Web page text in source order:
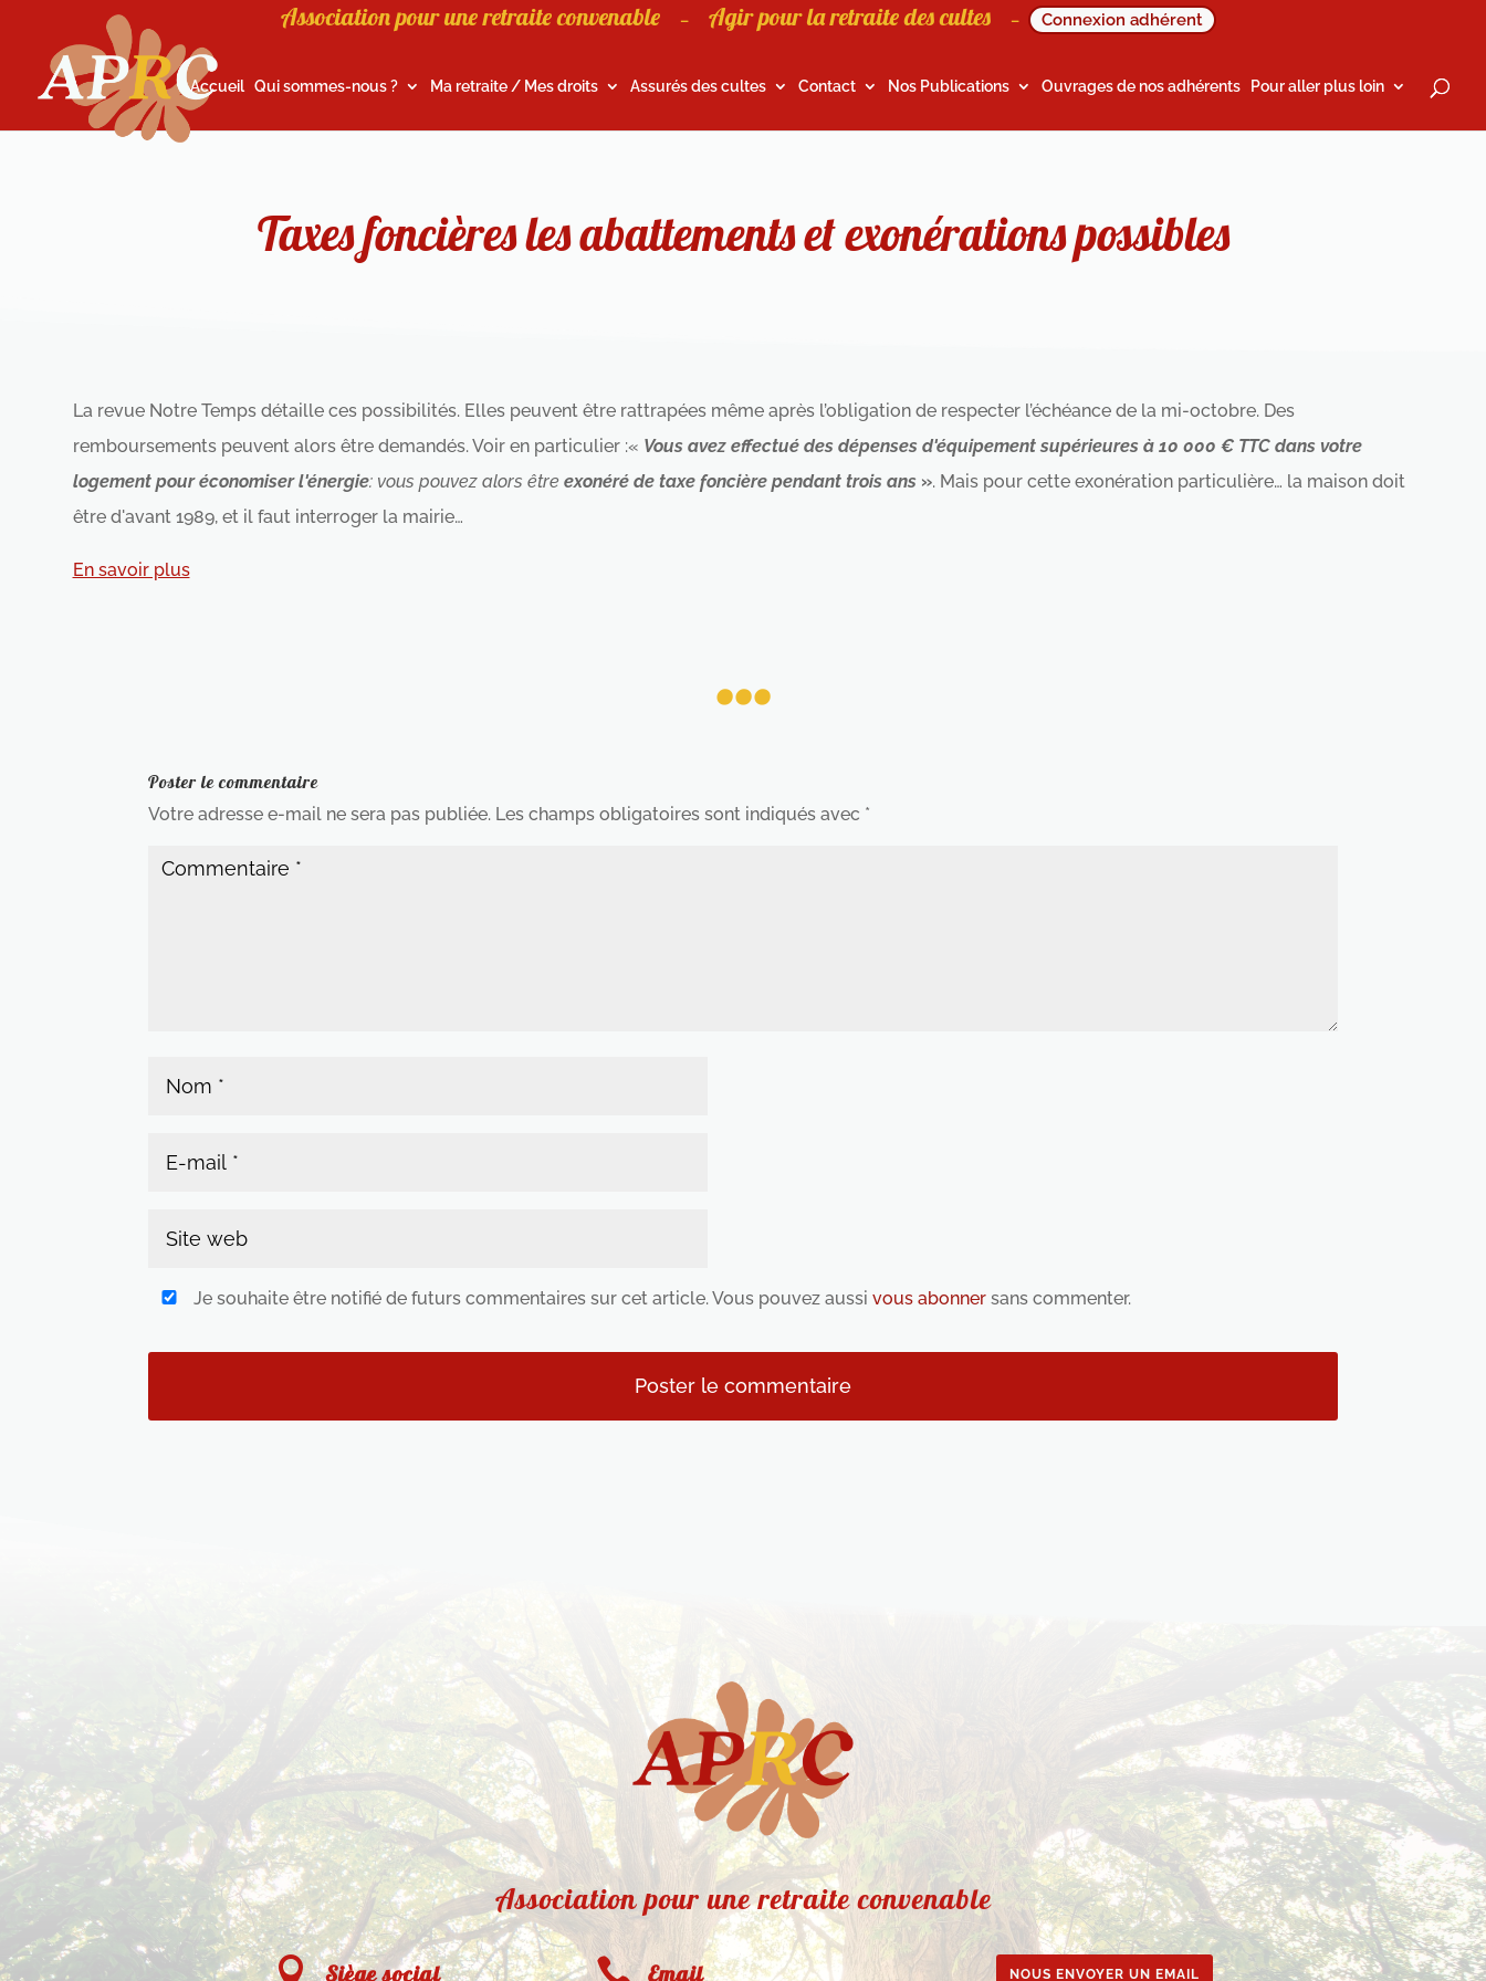
Association pour une retraite convenable – Agir pour la retraite des cultes – Connexion adhérent
Accueil Qui sommes-nous ? Ma retraite / Mes droits Assurés des cultes Contact Nos Publications Ouvrages de nos adhérents Pour aller plus loin
Taxes foncières les abattements et exonérations possibles
La revue Notre Temps détaille ces possibilités. Elles peuvent être rattrapées même après l’obligation de respecter l’échéance de la mi-octobre. Des
remboursements peuvent alors être demandés. Voir en particulier :« Vous avez effectué des dépenses d'équipement supérieures à 10 000 € TTC dans votre
logement pour économiser l'énergie: vous pouvez alors être exonéré de taxe foncière pendant trois ans». Mais pour cette exonération particulière… la maison doit
être d'avant 1989, et il faut interroger la mairie…
En savoir plus
...
Poster le commentaire
Votre adresse e-mail ne sera pas publiée. Les champs obligatoires sont indiqués avec *
Je souhaite être notifié de futurs commentaires sur cet article. Vous pouvez aussivous abonner sans commenter.
Association pour une retraite convenable
 Siège social  Email NOUS ENVOYER UN EMAIL